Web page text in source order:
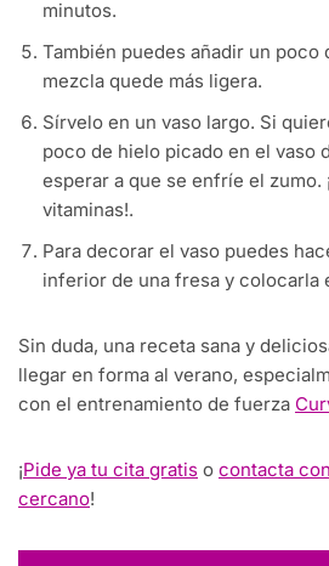
minutos.
También puedes añadir un poco
mezcla quede más ligera.
Sírvelo en un vaso largo. Si
poco de hielo picado en el vaso
esperar a que se enfríe el zumo.
vitaminas!.
Para decorar el vaso puedes
inferior de una fresa y colocarla
Sin duda, una receta sana y
llegar en forma al verano,
con el entrenamiento de fuerza
¡Pide ya tu cita gratis o contacta
cercano!